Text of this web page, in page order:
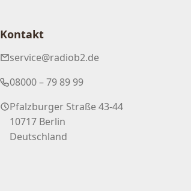
Kontakt
service@radiob2.de
08000 – 79 89 99
Pfalzburger Straße 43-44
10717 Berlin
Deutschland